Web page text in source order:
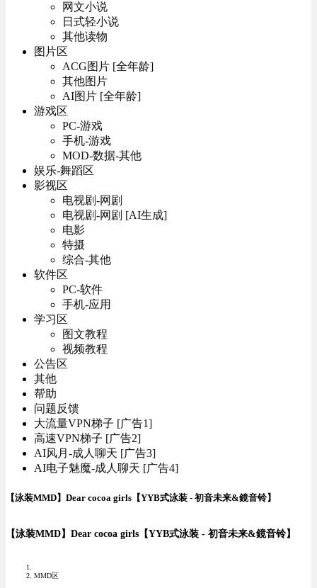
网文小说
日式轻小说
其他读物
图片区
ACG图片 [全年龄]
其他图片
AI图片 [全年龄]
游戏区
PC-游戏
手机-游戏
MOD-数据-其他
娱乐-舞蹈区
影视区
电视剧-网剧
电视剧-网剧 [AI生成]
电影
特摄
综合-其他
软件区
PC-软件
手机-应用
学习区
图文教程
视频教程
公告区
其他
帮助
问题反馈
大流量VPN梯子 [广告1]
高速VPN梯子 [广告2]
AI风月-成人聊天 [广告3]
AI电子魅魔-成人聊天 [广告4]
【泳装MMD】Dear cocoa girls【YYB式泳装 - 初音未来&鏡音铃】
【泳装MMD】Dear cocoa girls【YYB式泳装 - 初音未来&鏡音铃】
MMD区